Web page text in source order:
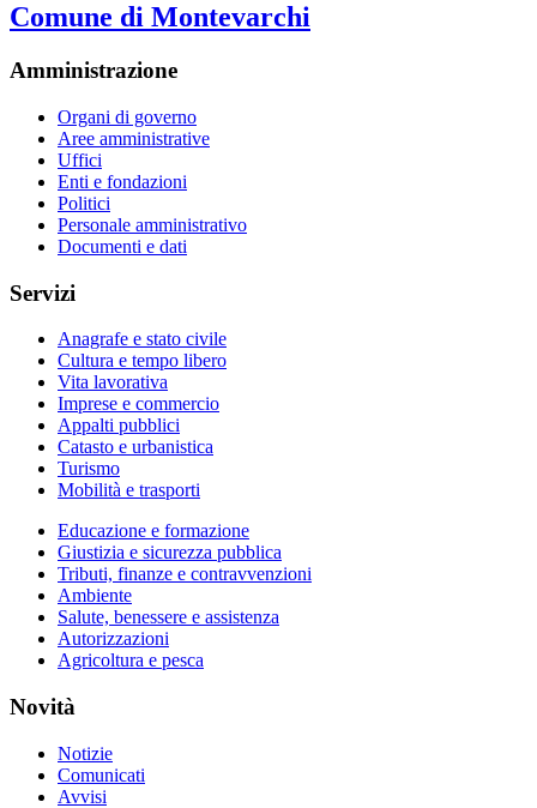
Comune di Montevarchi
Amministrazione
Organi di governo
Aree amministrative
Uffici
Enti e fondazioni
Politici
Personale amministrativo
Documenti e dati
Servizi
Anagrafe e stato civile
Cultura e tempo libero
Vita lavorativa
Imprese e commercio
Appalti pubblici
Catasto e urbanistica
Turismo
Mobilità e trasporti
Educazione e formazione
Giustizia e sicurezza pubblica
Tributi, finanze e contravvenzioni
Ambiente
Salute, benessere e assistenza
Autorizzazioni
Agricoltura e pesca
Novità
Notizie
Comunicati
Avvisi